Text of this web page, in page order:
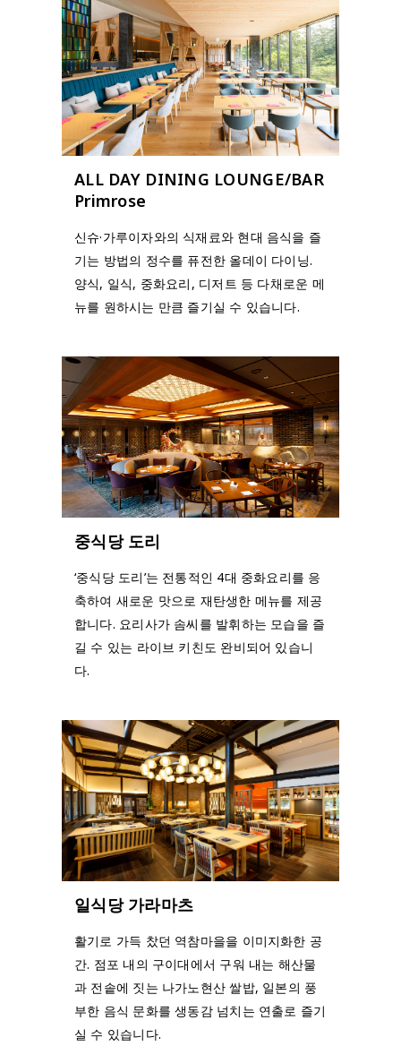
ALL DAY DINING LOUNGE/BAR
Primrose
신슈·가루이자와의 식재료와 현대 음식을 즐
기는 방법의 정수를 퓨전한 올데이 다이닝.
양식, 일식, 중화요리, 디저트 등 다채로운 메
뉴를 원하시는 만큼 즐기실 수 있습니다.
중식당 도리
‘중식당 도리’는 전통적인 4대 중화요리를 응
축하여 새로운 맛으로 재탄생한 메뉴를 제공
합니다. 요리사가 솜씨를 발휘하는 모습을 즐
길 수 있는 라이브 키친도 완비되어 있습니
다.
일식당 가라마츠
활기로 가득 찼던 역참마을을 이미지화한 공
간. 점포 내의 구이대에서 구워 내는 해산물
과 전솥에 짓는 나가노현산 쌀밥, 일본의 풍
부한 음식 문화를 생동감 넘치는 연출로 즐기
실 수 있습니다.